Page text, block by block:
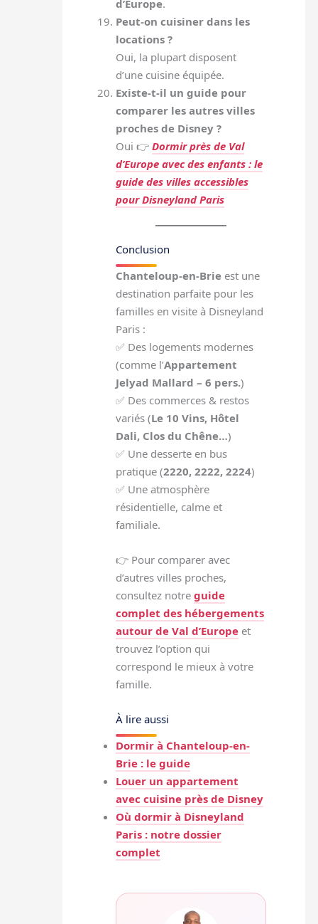
d’Europe.
Peut-on cuisiner dans les
locations ?
Oui, la plupart disposent
d’une cuisine équipée.
Existe-t-il un guide pour
comparer les autres villes
proches de Disney ?
Oui 👉Dormir près de Val
d’Europe avec des enfants : le
guide des villes accessibles
pour Disneyland Paris
Conclusion
Chanteloup-en-Brie est une
destination parfaite pour les
familles en visite à Disneyland
Paris :
✅ Des logements modernes
(comme l’Appartement
Jelyad Mallard – 6 pers.)
✅ Des commerces & restos
variés (Le 10 Vins, Hôtel
Dali, Clos du Chêne…)
✅ Une desserte en bus
pratique (2220, 2222, 2224)
✅ Une atmosphère
résidentielle, calme et
familiale.
👉 Pour comparer avec
d’autres villes proches,
consultez notreguide
complet des hébergements
autour de Val d’Europe et
trouvez l’option qui
correspond le mieux à votre
famille.
À lire aussi
Dormir à Chanteloup-en-
Brie : le guide
Louer un appartement
avec cuisine près de Disney
Où dormir à Disneyland
Paris : notre dossier
complet